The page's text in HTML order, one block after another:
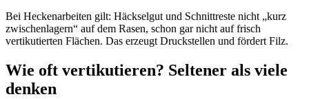
Bei Heckenarbeiten gilt: Häckselgut und Schnittreste nicht „kurz
zwischenlagern“ auf dem Rasen, schon gar nicht auf frisch
vertikutierten Flächen. Das erzeugt Druckstellen und fördert Filz.
Wie oft vertikutieren? Seltener als viele
denken